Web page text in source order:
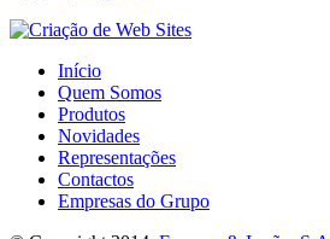
Início
Quem Somos
Produtos
Novidades
Representações
Contactos
Empresas do Grupo